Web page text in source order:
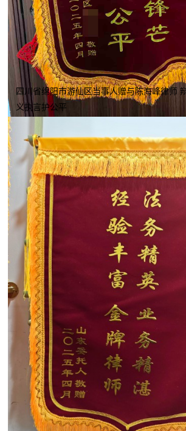
四川省绵阳市游仙区当事人赠与陈海峰律师
义执言护公平